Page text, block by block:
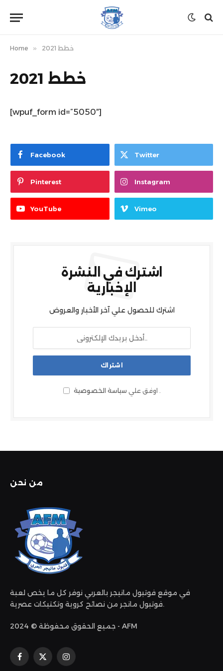
Home » خطط 2021
خطط 2021
[wpuf_form id=”5050″]
Facebook Twitter
Pinterest Instagram
YouTube Vimeo
اشترك في النشرة
الإخبارية
اشترك للحصول علي آخر الأخبار والعروض
اوفق علي سياسة الخصوصية .
من نحن
في موقع فوتبول مانيجر بالعربي نوفر كل ما يخص لعبة
فوتبول مانجر من نصائح كروية وتكتيكات عصرية.
جميع الحقوق محفوظة © 2024 - AFM
فيسبوك
X
الانستغرام